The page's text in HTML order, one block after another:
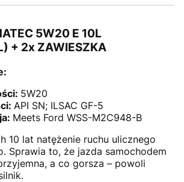
5W20 E 10L
+ 2x ZAWIESZKA
5W20
API SN; ILSAC GF-5
Meets Ford WSS-M2C948-B
10 lat natężenie ruchu ulicznego
Sprawia to, że jazda samochodem
a co gorsza – powoli